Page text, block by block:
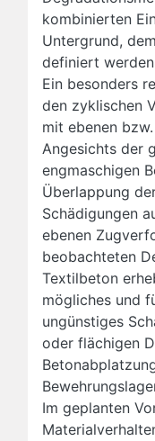
kombinierten
Untergrund,
definiert
Ein besonders
den zyklischen
mit ebenen
Angesichts der
engmaschigen
Überlappung
Schädigungen
ebenen
beobachteten
Textilbeton
mögliches und
ungünstiges
oder flächigen
Im geplanten